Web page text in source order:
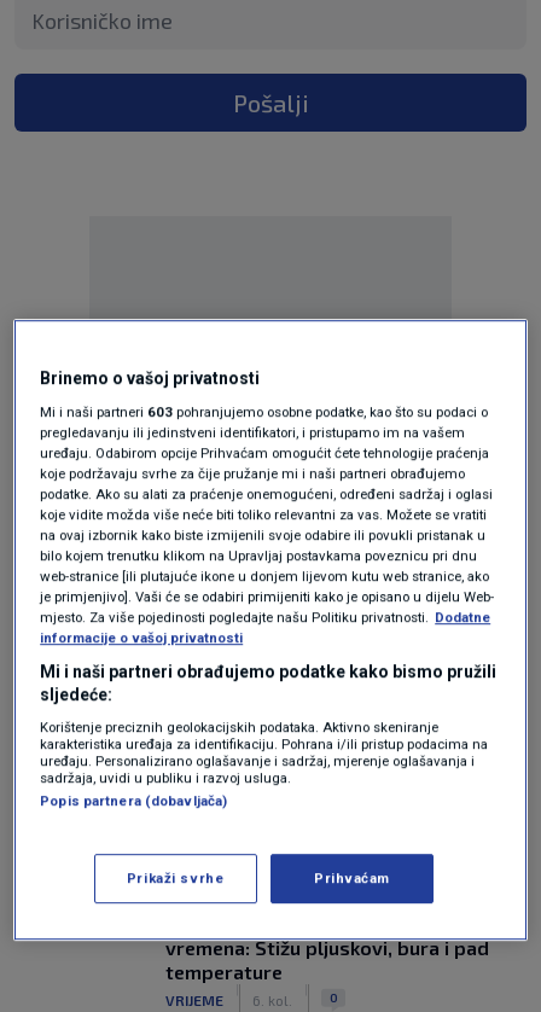
Pošalji
Oglas
Oglas
NAJČITANIJE
vremena: Stižu pljuskovi, bura i pad
temperature
VRIJEME 6. kol. 0
Brinemo o vašoj privatnosti
Mi i naši partneri 603 pohranjujemo osobne podatke, kao što su podaci o
pregledavanju ili jedinstveni identifikatori, i pristupamo im na vašem
uređaju. Odabirom opcije Prihvaćam omogućit ćete tehnologije praćenja
koje podržavaju svrhe za čije pružanje mi i naši partneri obrađujemo
podatke. Ako su alati za praćenje onemogućeni, određeni sadržaj i oglasi
koje vidite možda više neće biti toliko relevantni za vas. Možete se vratiti
na ovaj izbornik kako biste izmijenili svoje odabire ili povukli pristanak u
bilo kojem trenutku klikom na Upravljaj postavkama poveznicu pri dnu
web-stranice [ili plutajuće ikone u donjem lijevom kutu web stranice, ako
je primjenjivo]. Vaši će se odabiri primijeniti kako je opisano u dijelu Web-
mjesto. Za više pojedinosti pogledajte našu Politiku privatnosti. Dodatne
informacije o vašoj privatnosti
Mi i naši partneri obrađujemo podatke kako bismo pružili
sljedeće:
Korištenje preciznih geolokacijskih podataka. Aktivno skeniranje
karakteristika uređaja za identifikaciju. Pohrana i/ili pristup podacima na
uređaju. Personalizirano oglašavanje i sadržaj, mjerenje oglašavanja i
sadržaja, uvidi u publiku i razvoj usluga.
Popis partnera (dobavljača)
Prikaži svrhe Prihvaćam